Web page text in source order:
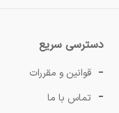
دسترسی سریع
قوانین و مقررات
تماس با ما